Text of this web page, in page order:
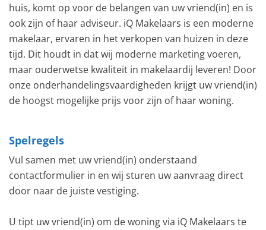
huis, komt op voor de belangen van uw vriend(in) en is
ook zijn of haar adviseur. iQ Makelaars is een moderne
makelaar, ervaren in het verkopen van huizen in deze
tijd. Dit houdt in dat wij moderne marketing voeren,
maar ouderwetse kwaliteit in makelaardij leveren! Door
onze onderhandelingsvaardigheden krijgt uw vriend(in)
de hoogst mogelijke prijs voor zijn of haar woning.
Spelregels
Vul samen met uw vriend(in) onderstaand
contactformulier in en wij sturen uw aanvraag direct
door naar de juiste vestiging.
U tipt uw vriend(in) om de woning via iQ Makelaars te